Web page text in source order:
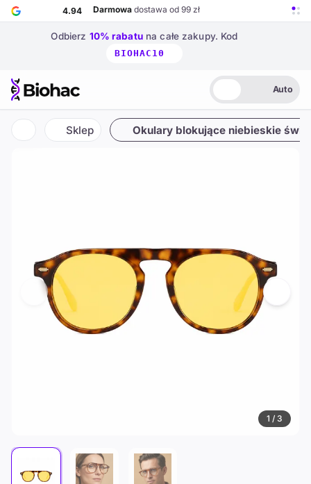
Przejdź do głównej treści
4.94 Darmowa dostawa od 99 zł
Odbierz 10% rabatuna całe zakupy. Kod
BIOHAC10
Biohac – strona główna Ciemny
Auto
Auto
Strona główna
Sklep
też w +3 innych kategoriach
Okulary blokujące niebieskie
1 / 3